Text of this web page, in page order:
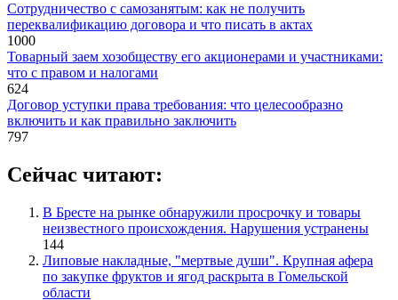
Сотрудничество с самозанятым: как не получить
переквалификацию договора и что писать в актах
1000
Товарный заем хозобществу его акционерами и участниками:
что с правом и налогами
624
Договор уступки права требования: что целесообразно
включить и как правильно заключить
797
Сейчас читают:
В Бресте на рынке обнаружили просрочку и товары
неизвестного происхождения. Нарушения устранены
144
Липовые накладные, "мертвые души". Крупная афера
по закупке фруктов и ягод раскрыта в Гомельской
области